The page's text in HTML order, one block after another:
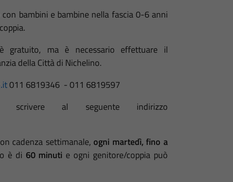
bambini e bambine nella fascia 0-6 anni
gratuito, ma è necessario effettuare il
della Città di Nichelino.
011 6819346 - 011 6819597
scrivere al seguente indirizzo
cadenza settimanale, ogni martedì, fino a
è di 60 minuti e ogni genitore/coppia può